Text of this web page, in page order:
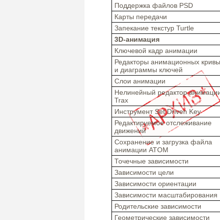
Поддержка файлов PSD
Карты передачи
Запекание текстур Turtle
3D-анимация
Ключевой кадр анимации
Редакторы анимационных
и диаграммы ключей
Слои анимации
Нелинейный редактор
Trax
Инструмент Set Driven Key
Редактируемое отслеживание
движений
Сохранение и загрузка файла
анимации ATOM
Точечные зависимости
Зависимости цели
Зависимости ориентации
Зависимости масштабирования
Родительские зависимости
Геометрические зависимости